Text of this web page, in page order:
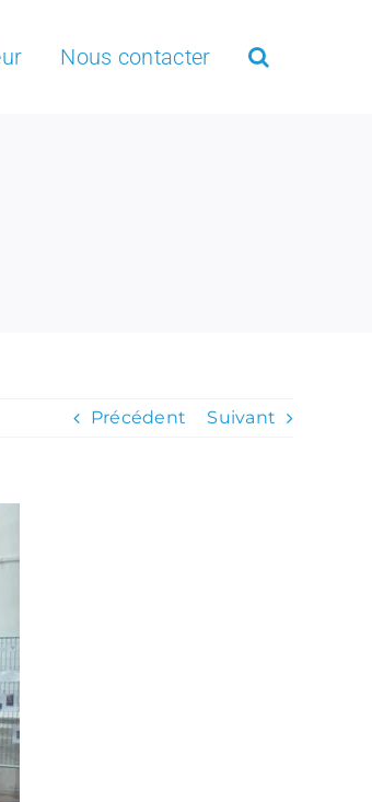
Nous contacter
Précédent Suivant